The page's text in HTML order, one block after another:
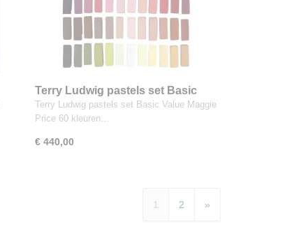
Terry Ludwig pastels set Basic
Value - Maggie Price 60 kleuren
Terry Ludwig pastels set Basic Value Maggie
Price 60 kleuren…
€ 440,00
1 2 »